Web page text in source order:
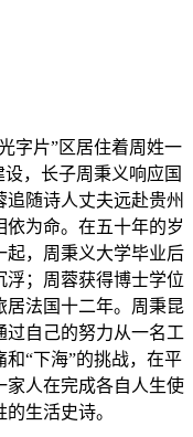
字片”区居住着周姓一
，长子周秉义响应国
随诗人丈夫远赴贵州
依为命。在五十年的岁
起，周秉义大学毕业后
浮；周蓉获得博士学位
居法国十二年。周秉昆
过自己的努力从一名工
“下海”的挑战，在平
家人在完成各自人生使
生活史诗。